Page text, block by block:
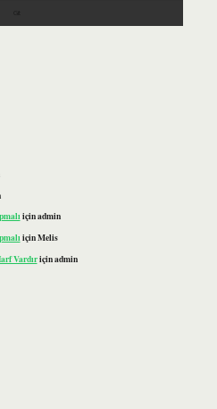
içinadmin
içinMelis
Vardıriçinadmin